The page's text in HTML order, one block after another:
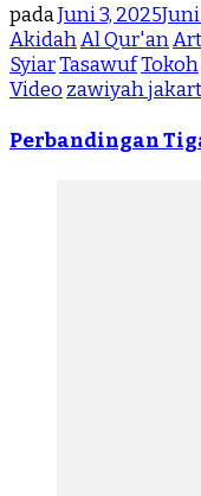
padaJuni 3, 2025
AkidahAl Qur'an
SyiarTasawufTokoh
Video zawiyah
Perbandingan